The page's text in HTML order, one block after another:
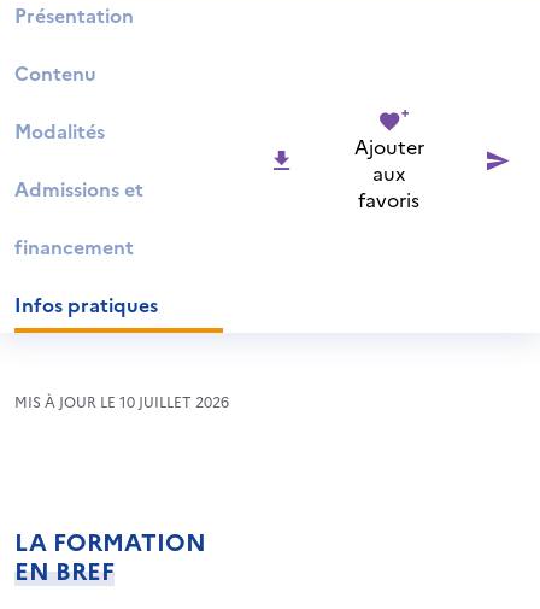
Présentation
Contenu
Modalités
Admissions et
financement
Infos pratiques
Ajouter
aux
favoris
MIS À JOUR LE 10 JUILLET 2026
LA FORMATION
EN BREF